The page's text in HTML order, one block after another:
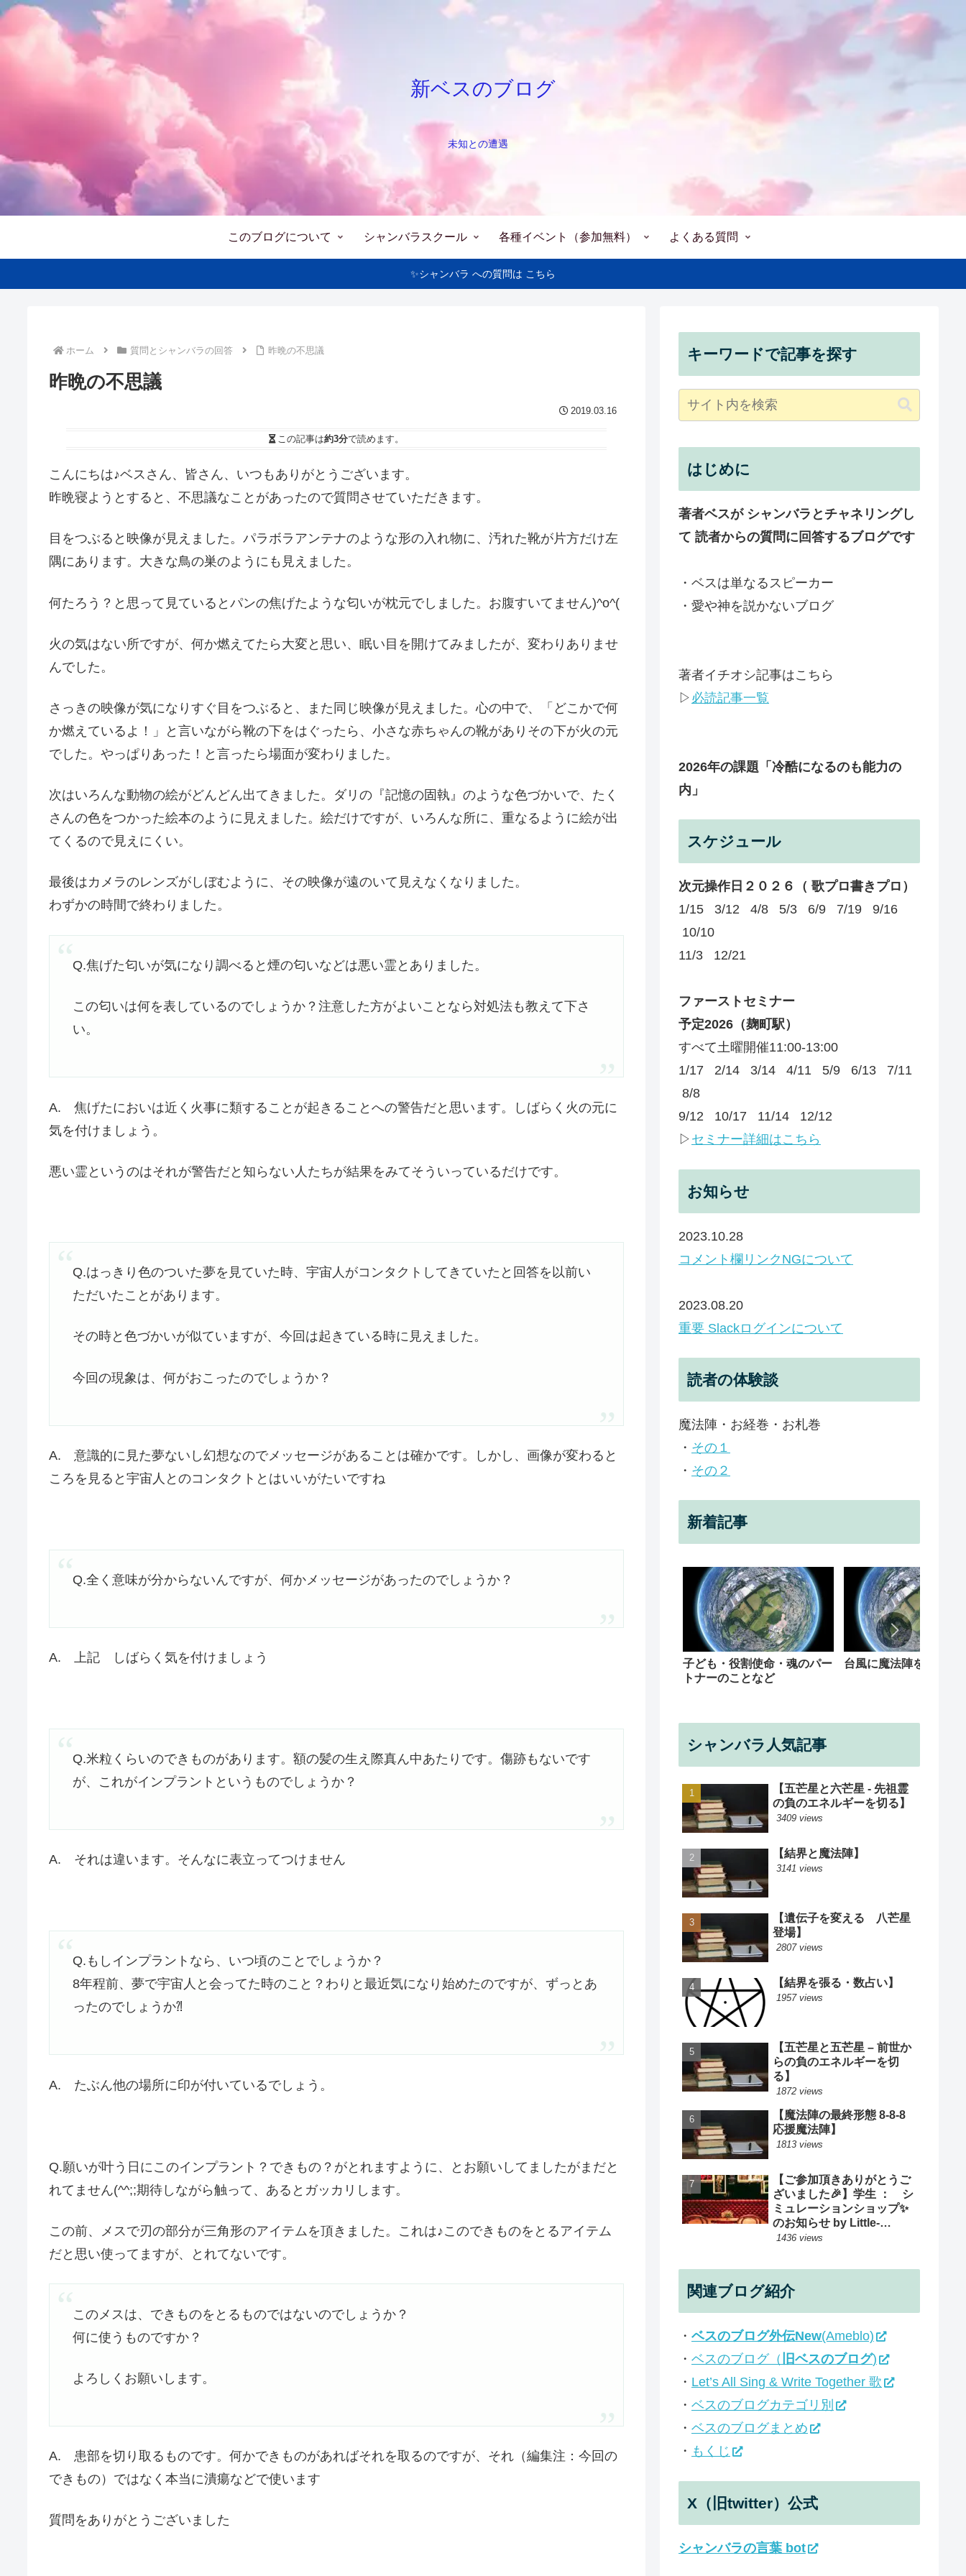
新ベスのブログ
未知との遭遇
このブログについて シャンバラスクール 各種イベント（参加無料） よくある質問
✨シャンバラ への質問は こちら
ホーム 質問とシャンバラの回答 昨晩の不思議
昨晩の不思議
2019.03.16
この記事は約3分で読めます。
こんにちは♪ベスさん、皆さん、いつもありがとうございます。
昨晩寝ようとすると、不思議なことがあったので質問させていただきます。
目をつぶると映像が見えました。パラボラアンテナのような形の入れ物に、汚れた靴が片方だけ左
隅にあります。大きな鳥の巣のようにも見えました。
何たろう？と思って見ているとパンの焦げたような匂いが枕元でしました。お腹すいてません)^o^(
火の気はない所ですが、何か燃えてたら大変と思い、眠い目を開けてみましたが、変わりありませ
んでした。
さっきの映像が気になりすぐ目をつぶると、また同じ映像が見えました。心の中で、「どこかで何
か燃えているよ！」と言いながら靴の下をはぐったら、小さな赤ちゃんの靴がありその下が火の元
でした。やっぱりあった！と言ったら場面が変わりました。
次はいろんな動物の絵がどんどん出てきました。ダリの『記憶の固執』のような色づかいで、たく
さんの色をつかった絵本のように見えました。絵だけですが、いろんな所に、重なるように絵が出
てくるので見えにくい。
最後はカメラのレンズがしぼむように、その映像が遠のいて見えなくなりました。
わずかの時間で終わりました。
Q.焦げた匂いが気になり調べると煙の匂いなどは悪い霊とありました。
この匂いは何を表しているのでしょうか？注意した方がよいことなら対処法も教えて下さ
い。
A. 焦げたにおいは近く火事に類することが起きることへの警告だと思います。しばらく火の元に
気を付けましょう。
悪い霊というのはそれが警告だと知らない人たちが結果をみてそういっているだけです。
Q.はっきり色のついた夢を見ていた時、宇宙人がコンタクトしてきていたと回答を以前い
ただいたことがあります。
その時と色づかいが似ていますが、今回は起きている時に見えました。
今回の現象は、何がおこったのでしょうか？
A. 意識的に見た夢ないし幻想なのでメッセージがあることは確かです。しかし、画像が変わると
ころを見ると宇宙人とのコンタクトとはいいがたいですね
Q.全く意味が分からないんですが、何かメッセージがあったのでしょうか？
A. 上記 しばらく気を付けましょう
Q.米粒くらいのできものがあります。額の髪の生え際真ん中あたりです。傷跡もないです
が、これがインプラントというものでしょうか？
A. それは違います。そんなに表立ってつけません
Q.もしインプラントなら、いつ頃のことでしょうか？
8年程前、夢で宇宙人と会ってた時のこと？わりと最近気になり始めたのですが、ずっとあ
ったのでしょうか⁈
A. たぶん他の場所に印が付いているでしょう。
Q.願いが叶う日にこのインプラント？できもの？がとれますように、とお願いしてましたがまだと
れてません(^^;;期待しながら触って、あるとガッカリします。
この前、メスで刃の部分が三角形のアイテムを頂きました。これは♪このできものをとるアイテム
だと思い使ってますが、とれてないです。
このメスは、できものをとるものではないのでしょうか？
何に使うものですか？
よろしくお願いします。
A. 患部を切り取るものです。何かできものがあればそれを取るのですが、それ（編集注：今回の
できもの）ではなく本当に潰瘍などで使います
質問をありがとうございました
キーワードで記事を探す
はじめに
著者ベスが シャンバラとチャネリングし
て 読者からの質問に回答するブログです
・ベスは単なるスピーカー
・愛や神を説かないブログ
著者イチオシ記事はこちら
▷ 必読記事一覧
2026年の課題 「冷酷になるのも能力の
内」
スケジュール
次元操作日２０２６（ 歌プロ書きプロ）
1/15 3/12 4/8 5/3 6/9 7/19 9/16
10/10
11/3 12/21
ファーストセミナー
予定2026 （麹町駅）
すべて土曜開催11:00-13:00
1/17 2/14 3/14 4/11 5/9 6/13 7/11
8/8
9/12 10/17 11/14 12/12
▷ セミナー詳細はこちら
お知らせ
2023.10.28
コメント欄リンクNGについて
2023.08.20
重要 Slackログインについて
読者の体験談
魔法陣・お経巻・お札巻
・ その１
・ その２
新着記事
子ども・役割使命・魂のパー
トナーのことなど
台風に魔法陣を
シャンバラ人気記事
【五芒星と六芒星 - 先祖霊
の負のエネルギーを切る】
3409 views
【結界と魔法陣】
3141 views
【遺伝子を変える 八芒星
登場】
2807 views
【結界を張る・数占い】
1957 views
【五芒星と五芒星 – 前世か
らの負のエネルギーを切
る】
1872 views
【魔法陣の最終形態 8-8-8
応援魔法陣】
1813 views
【ご参加頂きありがとうご
ざいました🎉】学生 ： シ
ミュレーションショップ✨
のお知らせ by Little-
Cooking
1436 views
関連ブログ紹介
・ ベスのブログ外伝New(Ameblo)
・ ベスのブログ（ 旧ベスのブログ)
・ Let’s All Sing & Write Together 歌
・ ベスのブログカテゴリ別
・ ベスのブログまとめ
・ もくじ
X（旧twitter）公式
シャンバラの言葉 bot